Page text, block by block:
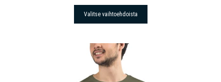
Valitse vaihtoehdoista